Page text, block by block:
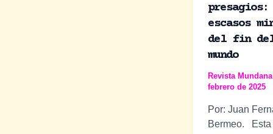
presagios:
escasos
del fin
mundo
Revista Mundana
febrero de 2025
Por: Juan
Bermeo. Esta